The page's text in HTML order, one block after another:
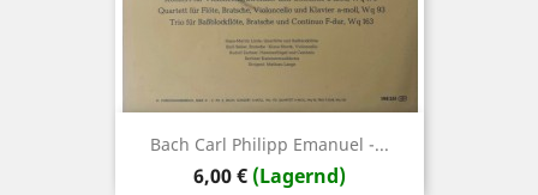
Bach Carl Philipp Emanuel -...
Preis
6,00 € (Lagernd)